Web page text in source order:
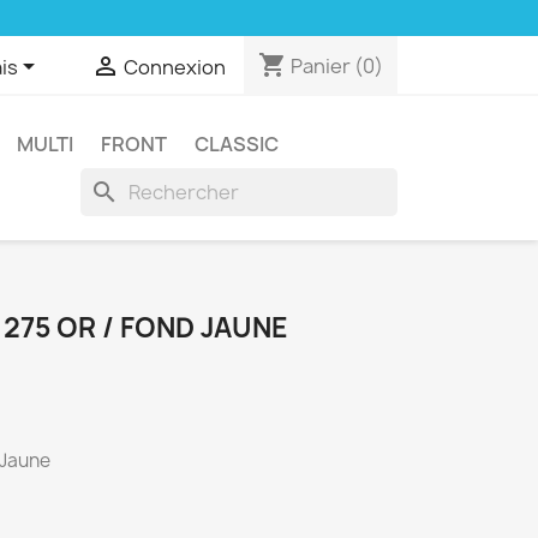
  Connexion shopping_cart Panier (0)
MULTI FRONT CLASSIC
search
OR / FOND JAUNE